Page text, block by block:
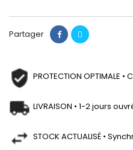
Partager
PROTECTION OPTIMALE
LIVRAISON • 1-2 jours
STOCK ACTUALISÉ •